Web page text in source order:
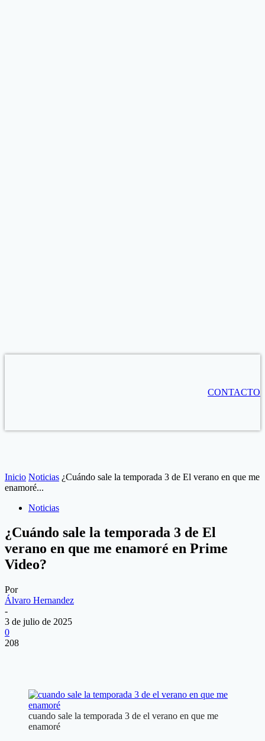
CONTACTO
Inicio Noticias ¿Cuándo sale la temporada 3 de El verano en que me
enamoré...
Noticias
¿Cuándo sale la temporada 3 de El
verano en que me enamoré en Prime
Video?
Por
Álvaro Hernandez
-
3 de julio de 2025
0
208
cuando sale la temporada 3 de el verano en que me
enamoré